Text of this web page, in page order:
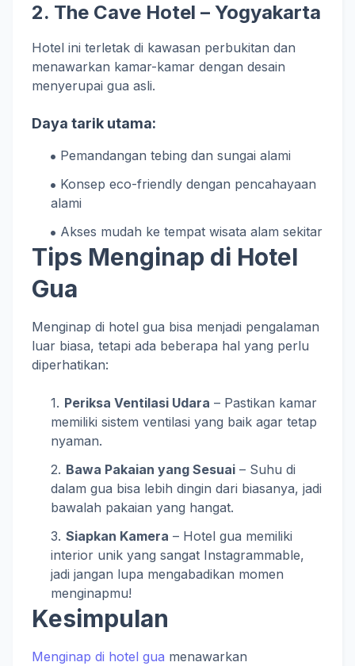
2. The Cave Hotel – Yogyakarta
Hotel ini terletak di kawasan perbukitan dan
menawarkan kamar-kamar dengan desain
menyerupai gua asli.
Daya tarik utama:
Pemandangan tebing dan sungai alami
Konsep eco-friendly dengan pencahayaan
alami
Akses mudah ke tempat wisata alam sekitar
Tips Menginap di Hotel
Gua
Menginap di hotel gua bisa menjadi pengalaman
luar biasa, tetapi ada beberapa hal yang perlu
diperhatikan:
Periksa Ventilasi Udara – Pastikan kamar
memiliki sistem ventilasi yang baik agar tetap
nyaman.
Bawa Pakaian yang Sesuai – Suhu di
dalam gua bisa lebih dingin dari biasanya, jadi
bawalah pakaian yang hangat.
Siapkan Kamera – Hotel gua memiliki
interior unik yang sangat Instagrammable,
jadi jangan lupa mengabadikan momen
menginapmu!
Kesimpulan
Menginap di hotel gua menawarkan